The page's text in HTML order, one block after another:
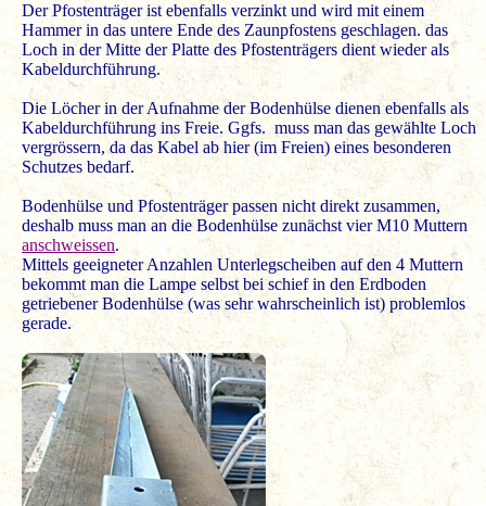
Der Pfostenträger ist ebenfalls verzinkt und wird mit einem
Hammer in das untere Ende des Zaunpfostens geschlagen. das
Loch in der Mitte der Platte des Pfostenträgers dient wieder als
Kabeldurchführung.
Die Löcher in der Aufnahme der Bodenhülse dienen ebenfalls als
Kabeldurchführung ins Freie. Ggfs. muss man das gewählte Loch
vergrössern, da das Kabel ab hier (im Freien) eines besonderen
Schutzes bedarf.
Bodenhülse und Pfostenträger passen nicht direkt zusammen,
deshalb muss man an die Bodenhülse zunächst vier M10 Muttern
anschweissen.
Mittels geeigneter Anzahlen Unterlegscheiben auf den 4 Muttern
bekommt man die Lampe selbst bei schief in den Erdboden
getriebener Bodenhülse (was sehr wahrscheinlich ist) problemlos
gerade.